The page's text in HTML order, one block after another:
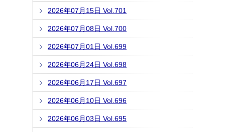
2026年07月15日 Vol.701
2026年07月08日 Vol.700
2026年07月01日 Vol.699
2026年06月24日 Vol.698
2026年06月17日 Vol.697
2026年06月10日 Vol.696
2026年06月03日 Vol.695